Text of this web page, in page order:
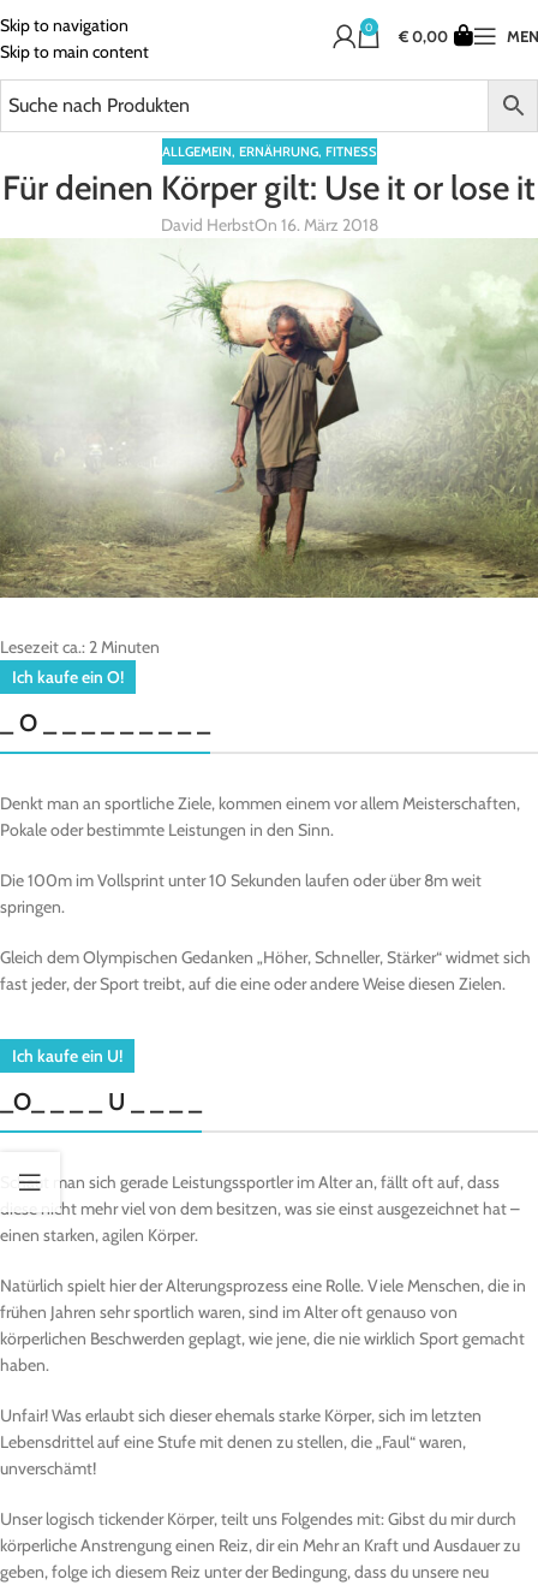
Skip to navigation
Skip to main content
0 €0,00
ALLGEMEIN, ERNÄHRUNG, FITNESS
Für deinen Körper gilt: Use it or lose it
David HerbstOn 16. März 2018
Lesezeit ca.: 2Minuten
Ich kaufe ein O!
_ O _ _ _ _ _ _ _ _ _
Denkt man an sportliche Ziele, kommen einem vor allem Meisterschaften,
Pokale oder bestimmte Leistungen in den Sinn.
Die 100m im Vollsprint unter 10 Sekunden laufen oder über 8m weit
springen.
Gleich dem Olympischen Gedanken „Höher, Schneller, Stärker“ widmet sich
fast jeder, der Sport treibt, auf die eine oder andere Weise diesen Zielen.
Ich kaufe ein U!
_O_ _ _ _ U _ _ _ _
Schaut man sich gerade Leistungssportler im Alter an, fällt oft auf, dass
diese nicht mehr viel von dem besitzen, was sie einst ausgezeichnet hat –
einen starken, agilen Körper.
Natürlich spielt hier der Alterungsprozess eine Rolle. Viele Menschen, die in
frühen Jahren sehr sportlich waren, sind im Alter oft genauso von
körperlichen Beschwerden geplagt, wie jene, die nie wirklich Sport gemacht
haben.
Unfair! Was erlaubt sich dieser ehemals starke Körper, sich im letzten
Lebensdrittel auf eine Stufe mit denen zu stellen, die „Faul“ waren,
unverschämt!
Unser logisch tickender Körper, teilt uns Folgendes mit: Gibst du mir durch
körperliche Anstrengung einen Reiz, dir ein Mehr an Kraft und Ausdauer zu
geben, folge ich diesem Reiz unter der Bedingung, dass du unsere neu